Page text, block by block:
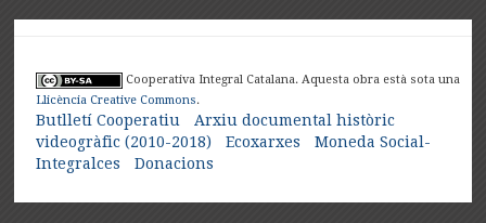
Cooperativa Integral Catalana. Aquesta obra està sota una
Llicència Creative Commons.
Butlletí Cooperatiu
Arxiu documental històric
videogràfic (2010-2018)
Ecoxarxes
Moneda Social-
Integralces
Donacions